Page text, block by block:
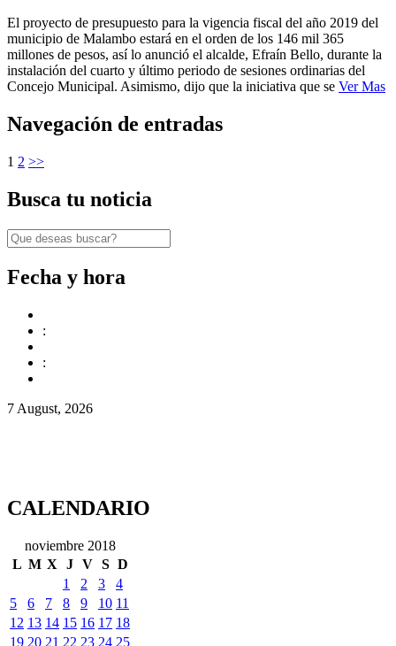
El proyecto de presupuesto para la vigencia fiscal del año 2019 del
municipio de Malambo estará en el orden de los 146 mil 365
millones de pesos, así lo anunció el alcalde, Efraín Bello, durante la
instalación del cuarto y último periodo de sesiones ordinarias del
Concejo Municipal. Asimismo, dijo que la iniciativa que se Ver Mas
Navegación de entradas
1 2 >>
Busca tu noticia
Fecha y hora
:
:
7 August, 2026
CALENDARIO
noviembre 2018
L M X J V S D
1
2 3
4
5
6 7 8 9 10 11
12 13 14 15 16 17 18
19 20 21 22 23 24 25